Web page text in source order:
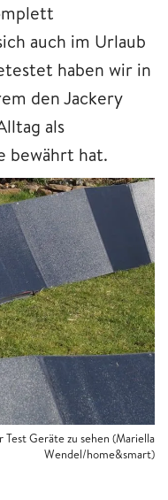
auch im Urlaub
haben wir in
den Jackery
als
bewährt hat.
Geräte zu sehen (Mariella
Wendel/home&smart)